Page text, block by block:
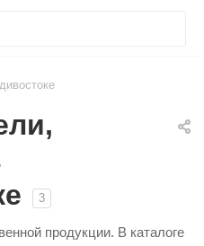
3
продукции. В каталоге